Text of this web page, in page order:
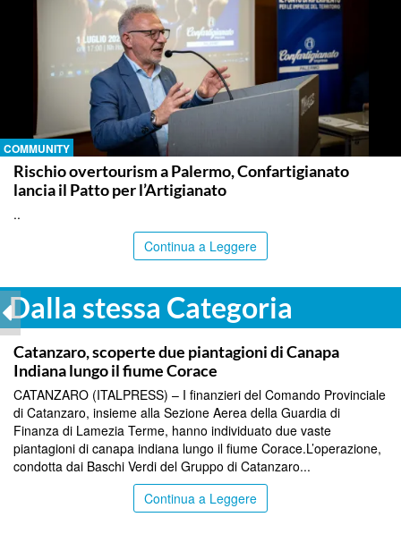
COMMUNITY
Rischio overtourism a Palermo, Confartigianato
lancia il Patto per l’Artigianato
..
Continua a Leggere
Dalla stessa Categoria
TOP NEWS
Catanzaro, scoperte due piantagioni di Canapa
Indiana lungo il fiume Corace
CATANZARO (ITALPRESS) – I finanzieri del Comando Provinciale
di Catanzaro, insieme alla Sezione Aerea della Guardia di
Finanza di Lamezia Terme, hanno individuato due vaste
piantagioni di canapa indiana lungo il fiume Corace.L’operazione,
condotta dai Baschi Verdi del Gruppo di Catanzaro...
Continua a Leggere